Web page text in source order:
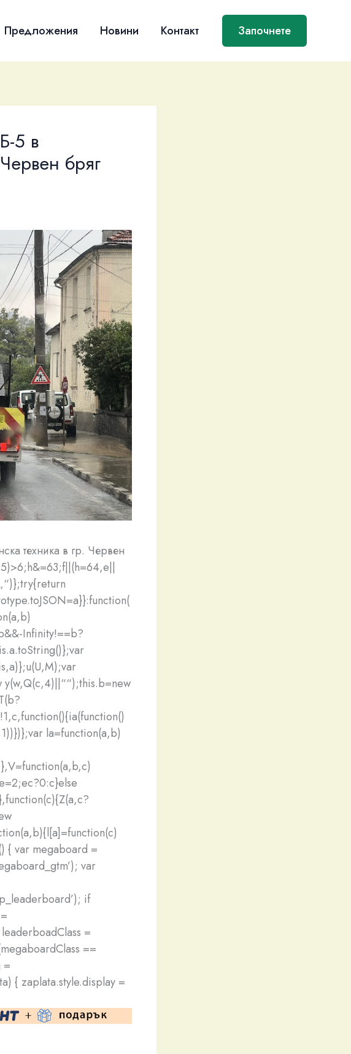
Предложения Новини Контакт Започнете
5 в
бряг
техника в гр. Червен
Infinity!==b?
y(w,Q(c,4)||““);this.b=new
la=function(a,b)
{ var megaboard =
var
if
=
==
=
{ zaplata.style.display =